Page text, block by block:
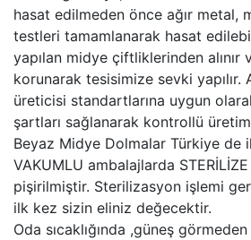
hasat edilmeden önce ağır metal,
testleri tamamlanarak hasat
yapılan midye çiftliklerinden alınır
korunarak tesisimize sevki yapılır.
üreticisi standartlarına uygun
şartları sağlanarak kontrollü üretim
Beyaz Midye Dolmalar Türkiye de
VAKUMLU ambalajlarda
pişirilmiştir. Sterilizasyon işlemi
ilk kez sizin eliniz değecektir.
Oda sıcaklığında ,güneş